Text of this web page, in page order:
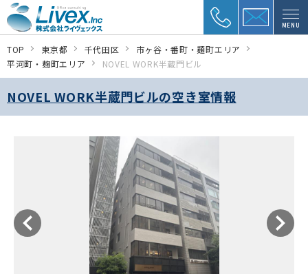
MENU
TOP 東京都 千代田区
市ヶ谷・番町・麺町エリア
平河町・麹町エリア
NOVEL WORK半蔵門ビル
NOVEL WORK半蔵門ビルの空き室情報